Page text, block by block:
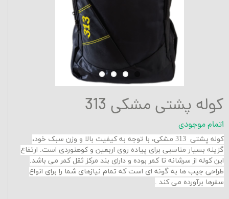
کوله پشتی مشکی 313
اتمام موجودی
کوله پشتی 313 مشکی، با توجه به کیفیت بالا و وزن سبک خود،
گزینه بسیار مناسبی برای پیاده روی اربعین و کوهنوردی است. ارتفاع
این کوله از سرشانه تا کمر بوده و دارای بند مرکز ثقل کمر می باشد.
طراحی جیب ها به گونه ای است که تمام نیازهای شما را برای انواع
سفرها برآورده می کند .